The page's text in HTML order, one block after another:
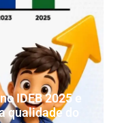
IDEB 2025 e
qualidade do